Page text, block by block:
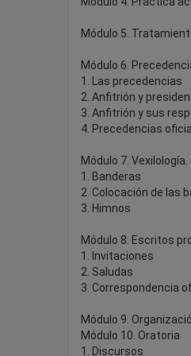
Módulo 5.
Módulo 6.
1. Las precedencias
2. Anfitrión y
3. Anfitrión y sus
4. Precedencias
Módulo 7. Vexilología.
1. Banderas
2. Colocación de las
3. Himnos
Módulo 8. Escritos
1. Invitaciones
2. Saludas
3. Correspondencia
Módulo 9.
Módulo 10. Oratoria
1. Discursos